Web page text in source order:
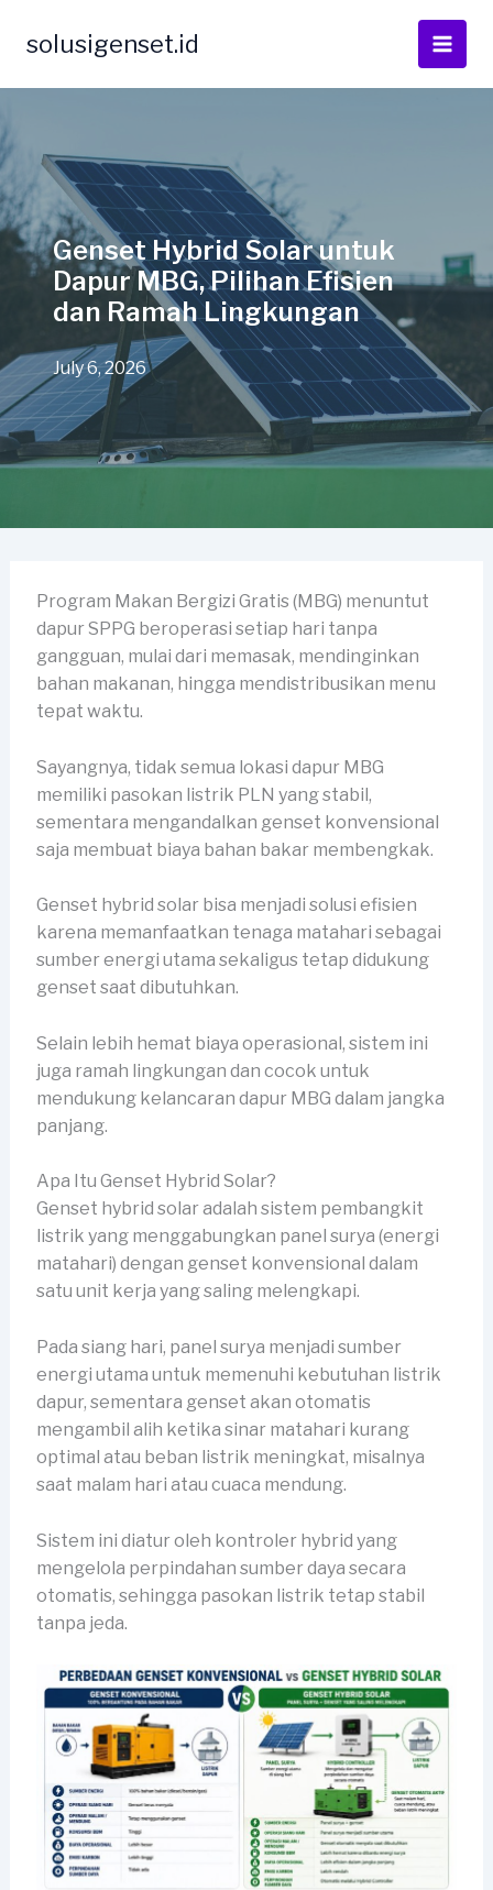
solusigenset.id
Genset Hybrid Solar untuk
Dapur MBG, Pilihan Efisien
dan Ramah Lingkungan
July 6, 2026
Program Makan Bergizi Gratis (MBG) menuntut
dapur SPPG beroperasi setiap hari tanpa
gangguan, mulai dari memasak, mendinginkan
bahan makanan, hingga mendistribusikan menu
tepat waktu.
Sayangnya, tidak semua lokasi dapur MBG
memiliki pasokan listrik PLN yang stabil,
sementara mengandalkan genset konvensional
saja membuat biaya bahan bakar membengkak.
Genset hybrid solar bisa menjadi solusi efisien
karena memanfaatkan tenaga matahari sebagai
sumber energi utama sekaligus tetap didukung
genset saat dibutuhkan.
Selain lebih hemat biaya operasional, sistem ini
juga ramah lingkungan dan cocok untuk
mendukung kelancaran dapur MBG dalam jangka
panjang.
Apa Itu Genset Hybrid Solar?
Genset hybrid solar adalah sistem pembangkit
listrik yang menggabungkan panel surya (energi
matahari) dengan genset konvensional dalam
satu unit kerja yang saling melengkapi.
Pada siang hari, panel surya menjadi sumber
energi utama untuk memenuhi kebutuhan listrik
dapur, sementara genset akan otomatis
mengambil alih ketika sinar matahari kurang
optimal atau beban listrik meningkat, misalnya
saat malam hari atau cuaca mendung.
Sistem ini diatur oleh kontroler hybrid yang
mengelola perpindahan sumber daya secara
otomatis, sehingga pasokan listrik tetap stabil
tanpa jeda.